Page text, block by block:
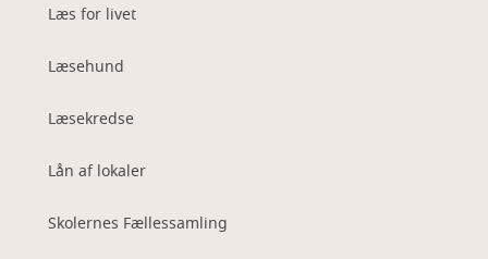
Læs for livet
Læsehund
Læsekredse
Lån af lokaler
Skolernes Fællessamling